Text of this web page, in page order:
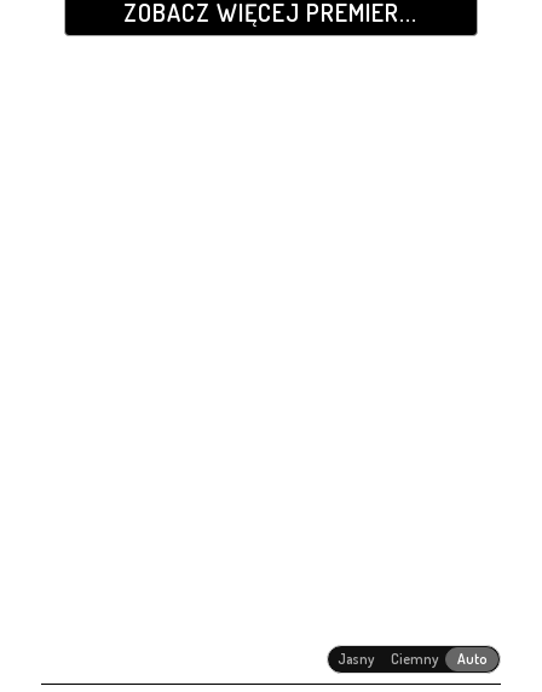
ZOBACZ WIĘCEJ PREMIER...
Jasny Ciemny Auto